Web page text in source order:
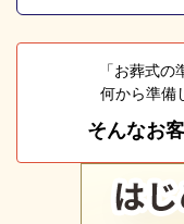
「お葬式の
何から準備
そんなお